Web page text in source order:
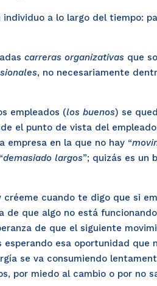
a lo largo del tiempo:
carreras organizativas que
, no necesariamente
empleados (los buenos) se
el punto de vista del
empresa en la que no hay “
demasiado largos”; quizás es un
cuando te digo que si
de que algo no está
de que el siguiente
esperando esa oportunidad que
se va consumiendo
por miedo al cambio o por no